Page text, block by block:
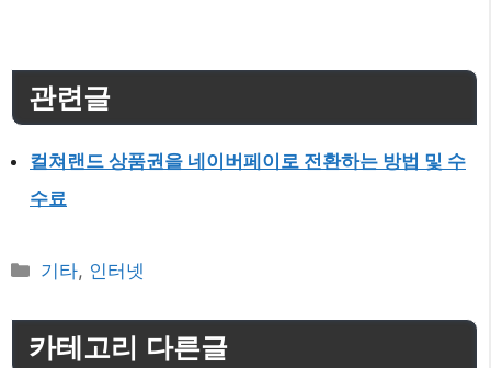
관련글
컬쳐랜드 상품권을 네이버페이로 전환하는 방법 및 수
수료
카
고
리
기타, 인터넷
카테고리 다른글